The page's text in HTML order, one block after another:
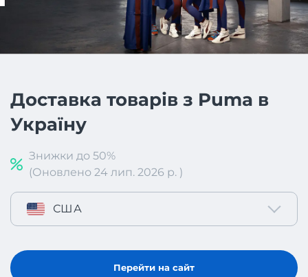
Доставка товарів з Puma в
Україну
Знижки до 50%
(Оновлено 24 лип. 2026 р. )
США
Перейти на сайт